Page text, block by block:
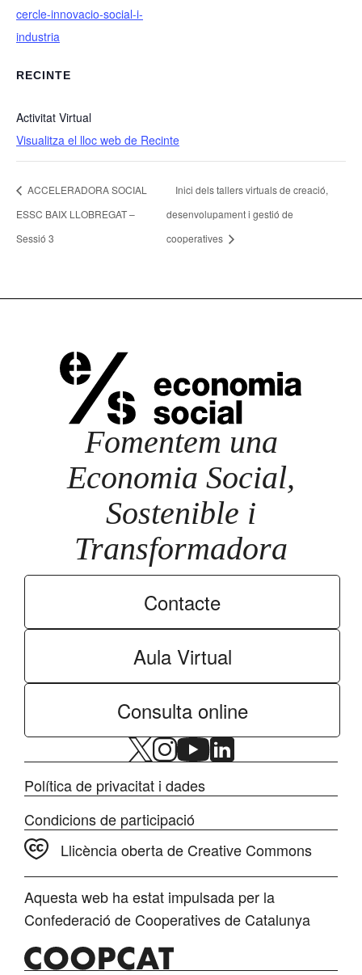
cercle-innovacio-social-i-
industria
RECINTE
Activitat Virtual
Visualitza el lloc web de Recinte
ACCELERADORA SOCIAL
ESSC BAIX LLOBREGAT –
Sessió 3
Inici dels tallers virtuals de creació,
desenvolupament i gestió de
cooperatives
Fomentem una
Economia Social,
Sostenible i
Transformadora
Contacte
Aula Virtual
Consulta online
Política de privacitat i dades
Condicions de participació
Llicència oberta de Creative Commons
Aquesta web ha estat impulsada per la
Confederació de Cooperatives de Catalunya